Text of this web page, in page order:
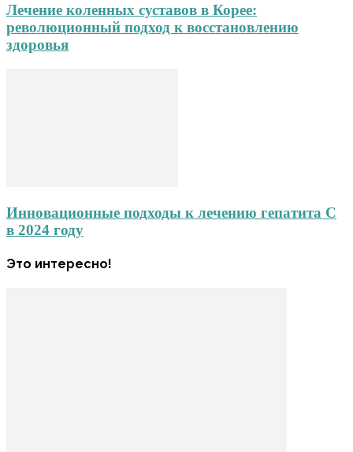
Лечение коленных суставов в Корее:
революционный подход к восстановлению
здоровья
Инновационные подходы к лечению гепатита С
в 2024 году
Это интересно!